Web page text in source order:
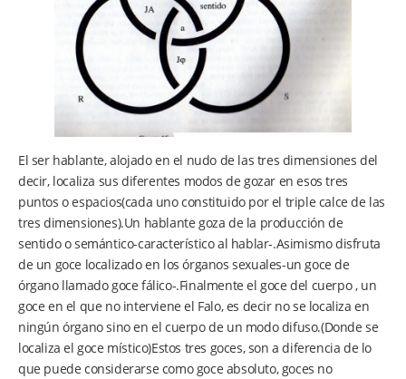
El ser hablante, alojado en el nudo de las tres dimensiones del
decir, localiza sus diferentes modos de gozar en esos tres
puntos o espacios(cada uno constituido por el triple calce de las
tres dimensiones).Un hablante goza de la producción de
sentido o semántico-característico al hablar-.Asimismo disfruta
de un goce localizado en los órganos sexuales-un goce de
órgano llamado goce fálico-.Finalmente el goce del cuerpo , un
goce en el que no interviene el Falo, es decir no se localiza en
ningún órgano sino en el cuerpo de un modo difuso.(Donde se
localiza el goce místico)Estos tres goces, son a diferencia de lo
que puede considerarse como goce absoluto, goces no